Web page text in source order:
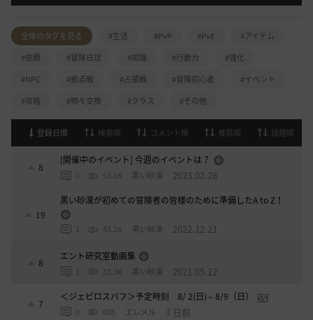
全体のタグを見る #生活 #PvP #PvE
#アイテム
#依頼
#冒険日誌 #知識 #行動力
#強化
#NPC
#拠点戦 #占領戦 #冒険初心者
#イベント
#攻略
#物々交換 #クラス #その他
登録日順 検索順 コメント順 推奨順 話題順
8
[開催中のイベント] 今週のイベントは？
0 53.1K 黒い砂漠 2023.02.28
19
黒い砂漠が初めての冒険者の皆様のために準備したA to Z！
2 43.2K 黒い砂漠 2022.12.21
8
エント研究室動画集
1 32.3K 黒い砂漠 2021.05.12
7
＜ジェピロスバフ＞予定時刻 8/ 2(日)～8/9（日）
0 605 エレメル 3 日前